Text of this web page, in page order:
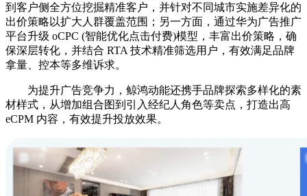
到客户侧全方位挖掘精准客户，并针对不同城市实施差异化的
出价策略以扩大人群覆盖范围；另一方面，通过华为广告推广
平台升级 oCPC (智能优化点击付费)模型，丰富出价策略，确
保深层转化，并结合 RTA 技术精准筛选用户，有效满足品牌
拿量、控本等多维诉求。
为提升广告竞争力，鲸鸿动能还携手品牌探索多样化的素
材样式，从增加组合图到引入经纪人角色等卖点，打造出高
eCPM 内容，有效提升投放效果。